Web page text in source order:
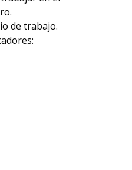
de trabajo.